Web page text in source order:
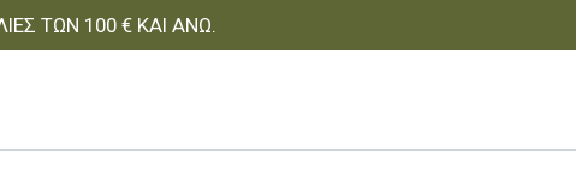
ΤΩΝ 100 € ΚΑΙ ΆΝΩ.